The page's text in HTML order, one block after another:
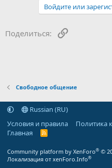
Войдите или
Поделиться: Ссылка
Свободное общение
Russian (RU)
Условия и правила
Политика
Главная
R
Community platform by XenForo® ©
Локализация от xenForo.Info®